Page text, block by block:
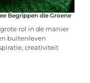
Begrippen die Groene
rol in de manier
buitenleven
creativiteit